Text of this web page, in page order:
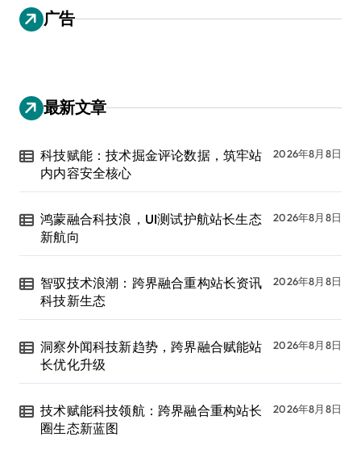
广告
最新文章
科技赋能：技术掘金评论数据，筑牢站
内内容安全核心
2026年8月8日
鸿蒙融合科技浪，UI测试护航站长生态
新航向
2026年8月8日
智驭技术浪潮：跨界融合重构站长资讯
科技新生态
2026年8月8日
洞察外闻科技新趋势，跨界融合赋能站
长优化升级
2026年8月8日
技术赋能科技领航：跨界融合重构站长
圈生态新蓝图
2026年8月8日